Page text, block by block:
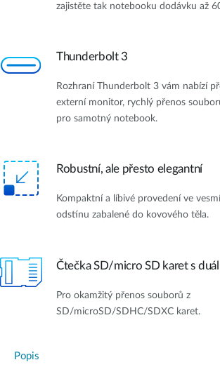
zajistěte tak notebooku dodávku až
Thunderbolt 3
Rozhraní Thunderbolt 3 vám nabízí
externí monitor, rychlý přenos
pro samotný notebook.
Robustní, ale přesto elegantní
Kompaktní a líbivé provedení ve
odstínu zabalené do kovového těla.
Čtečka SD/micro SD karet s
Pro okamžitý přenos souborů z
SD/microSD/SDHC/SDXC karet.
Popis